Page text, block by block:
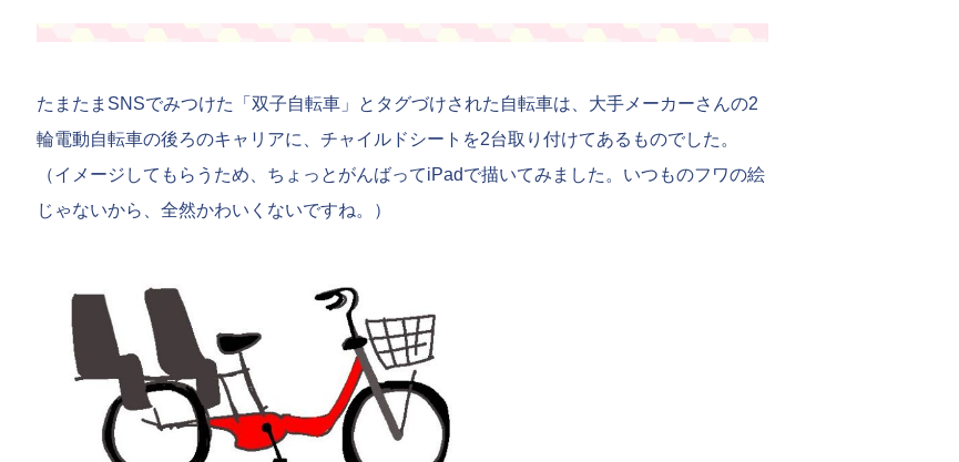
たまたまSNSでみつけた「双子自転車」とタグづけされた自転車は、大手メーカーさんの2
輪電動自転車の後ろのキャリアに、チャイルドシートを2台取り付けてあるものでした。
（イメージしてもらうため、ちょっとがんばってiPadで描いてみました。いつものフワの絵
じゃないから、全然かわいくないですね。）